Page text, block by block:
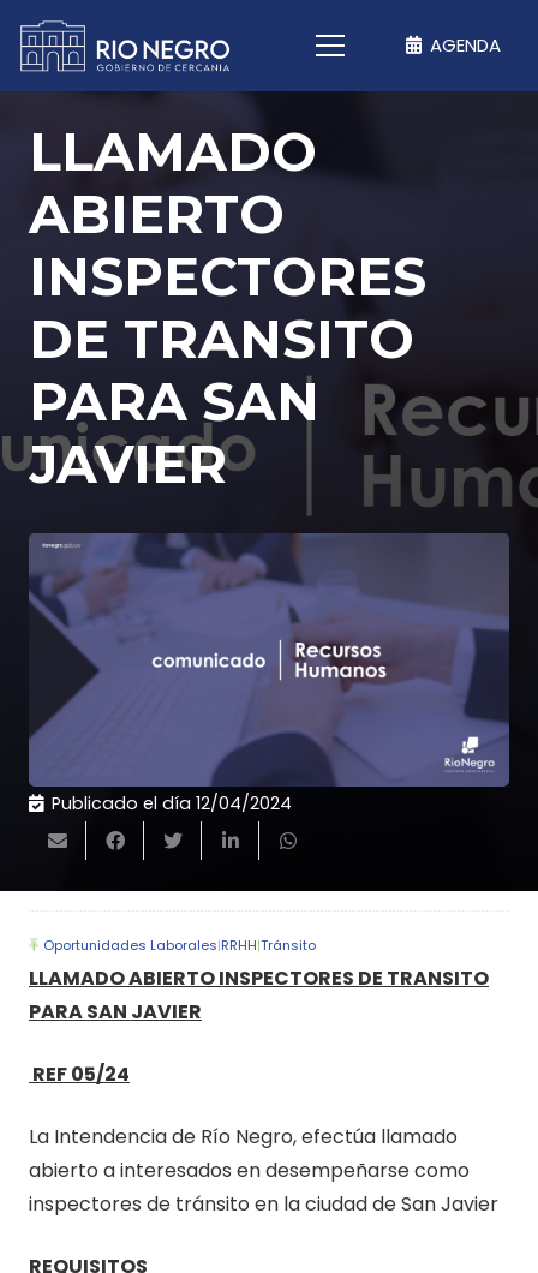
AGENDA
LLAMADO
ABIERTO
INSPECTORES
DE TRANSITO
PARA SAN
JAVIER
Publicado el día 12/04/2024
Oportunidades Laborales|RRHH|Tránsito
LLAMADO ABIERTO INSPECTORES DE TRANSITO
PARA SAN JAVIER
REF 05/24
La Intendencia de Río Negro, efectúa llamado
abierto a interesados en desempeñarse como
inspectores de tránsito en la ciudad de San Javier
REQUISITOS